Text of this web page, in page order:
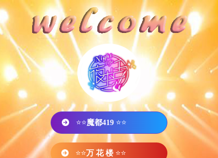
⭐⭐魔都419 ⭐⭐
⭐⭐万 花 楼 ⭐⭐